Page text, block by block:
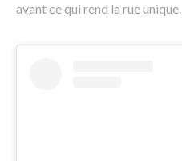
avant ce qui rend la rue unique.